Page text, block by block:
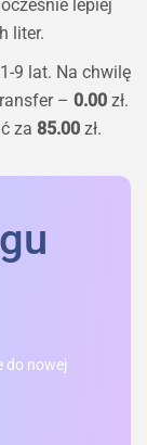
lepiej
liter.
9 lat. Na chwilę
– 0.00 zł.
za 85.00zł.
do nowej